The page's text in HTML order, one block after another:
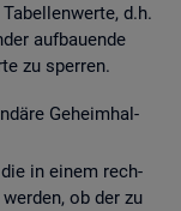
d.h.
auf­bau­en­de
zu sper­ren.
Ge­heim­hal­
in einem rech­
ob der zu